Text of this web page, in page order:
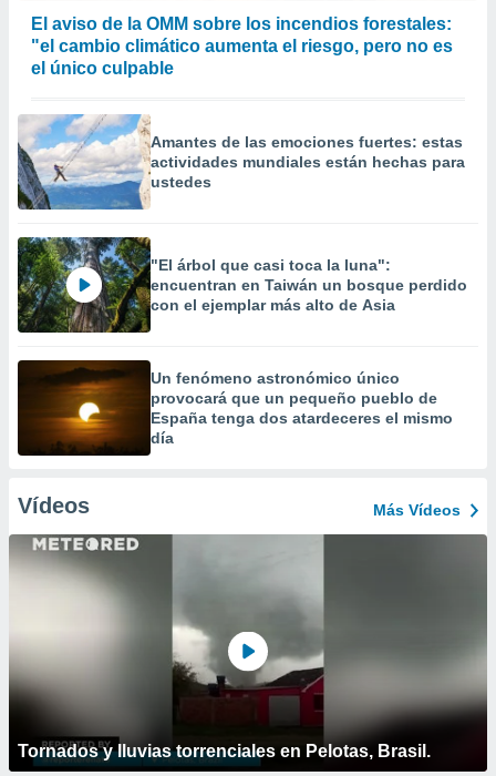
El aviso de la OMM sobre los incendios forestales:
"el cambio climático aumenta el riesgo, pero no es
el único culpable
Amantes de las emociones fuertes: estas
actividades mundiales están hechas para
ustedes
"El árbol que casi toca la luna":
encuentran en Taiwán un bosque perdido
con el ejemplar más alto de Asia
Un fenómeno astronómico único
provocará que un pequeño pueblo de
España tenga dos atardeceres el mismo
día
Vídeos Más Vídeos
Tornados y lluvias torrenciales en Pelotas, Brasil.